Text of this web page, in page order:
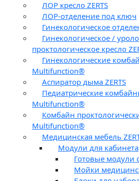
ЛОР кресло ZERTS
ЛОР-отделение под ключ
Гинекологическое
Гинекологическое /
проктологическое кресло
Гинекологические
Multifunction®
Аспиратор дыма ZERTS
Педиатрические
Multifunction®
Комбайн
Multifunction®
Медицинская мебель
Модули для кабинета
Готовые модули
Мойки